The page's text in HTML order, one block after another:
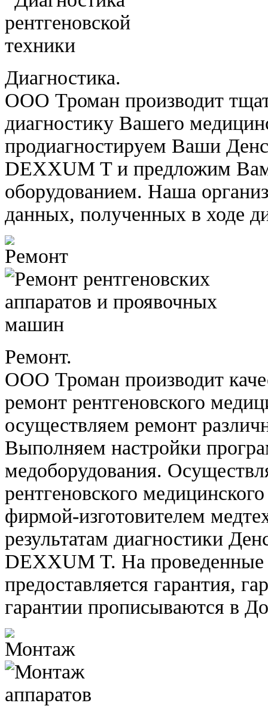
Диагностика.
ООО Троман производит
диагностику Вашего
продиагностируем Ваши
DEXXUM T и предложим
оборудованием. Наша
данных, полученных в ходе
Ремонт.
ООО Троман производит
ремонт рентгеновского
осуществляем ремонт
Выполняем настройки
медоборудования.
рентгеновского
фирмой-изготовителем
результатам диагностики
DEXXUM T. На
предоставляется гарантия,
гарантии прописываются в